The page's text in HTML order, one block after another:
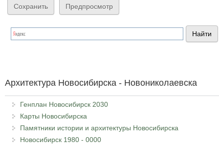
Архитектура Новосибирска - Новониколаевска
Генплан Новосибирск 2030
Карты Новосибирска
Памятники истории и архитектуры Новосибирска
Новосибирск 1980 - 0000